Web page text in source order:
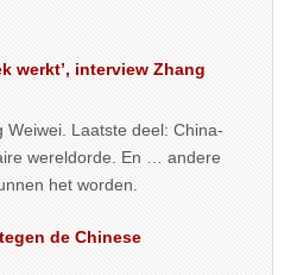
werkt’, interview Zhang
Weiwei. Laatste deel: China-
wereldorde. En … andere
het worden.
de Chinese